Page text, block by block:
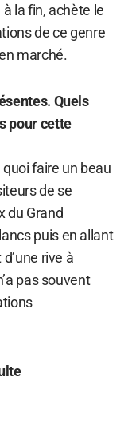
à la fin, achète le
de ce genre
marché.
Quels
pour cette
faire un beau
de se
du Grand
puis en allant
rive à
pas souvent